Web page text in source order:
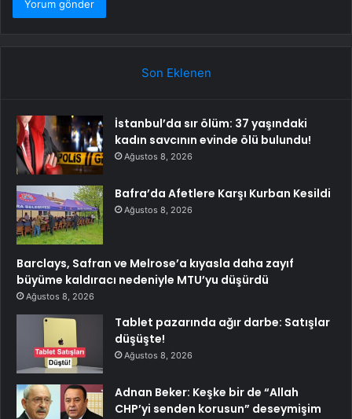
Son Eklenen
İstanbul’da sır ölüm: 37 yaşındaki
kadın savcının evinde ölü bulundu!
Ağustos 8, 2026
Bafra’da Afetlere Karşı Kurban Kesildi
Ağustos 8, 2026
Barclays, Safran ve Melrose’a kıyasla daha zayıf
büyüme kaldıracı nedeniyle MTU’yu düşürdü
Ağustos 8, 2026
Tablet pazarında ağır darbe: Satışlar
düşüşte!
Ağustos 8, 2026
Adnan Beker: Keşke bir de “Allah
CHP’yi senden korusun” deseymişim